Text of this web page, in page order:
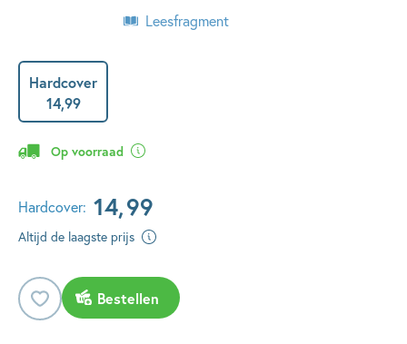
Leesfragment
Hardcover
14,99
Op voorraad
Hardcover: 14,99
Altijd de laagste prijs
Bestellen